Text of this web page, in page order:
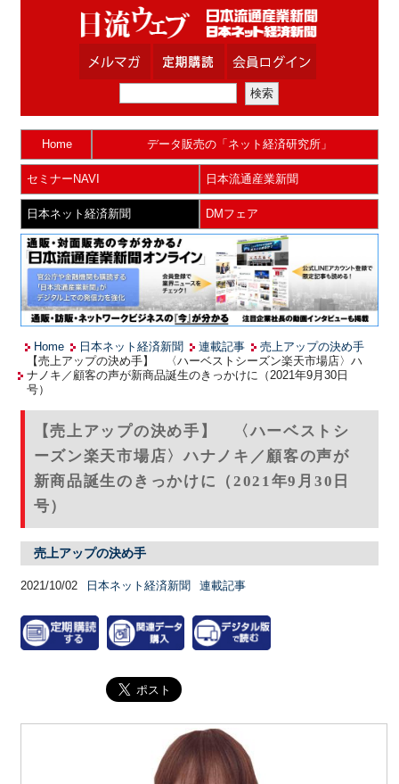
Home データ販売の「ネット経済研究所」
セミナーNAVI 日本流通産業新聞
日本ネット経済新聞 DMフェア
Home 日本ネット経済新聞 連載記事
売上アップの決め手
【売上アップの決め手】 〈ハーベストシーズン楽天市場店〉ハ
ナノキ／顧客の声が新商品誕生のきっかけに（2021年9月30日
号）
【売上アップの決め手】 〈ハーベストシ
ーズン楽天市場店〉ハナノキ／顧客の声が
新商品誕生のきっかけに（2021年9月30日
号）
売上アップの決め手
2021/10/02 日本ネット経済新聞 連載記事